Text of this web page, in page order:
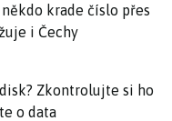
krade číslo přes
i Čechy
Zkontrolujte si ho
o data